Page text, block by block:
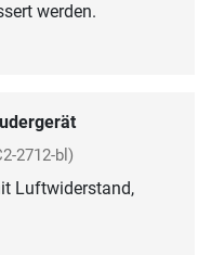
werden.
2712-bl)
Luftwiderstand,